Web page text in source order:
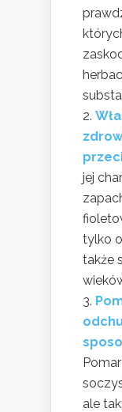
jej
tylko
także
ale